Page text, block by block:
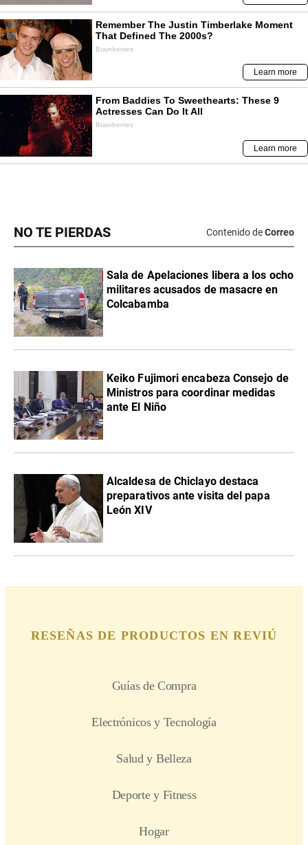
NO TE PIERDAS Contenido deCorreo
Sala de Apelaciones libera a los ocho
militares acusados de masacre en
Colcabamba
Keiko Fujimori encabeza Consejo de
Ministros para coordinar medidas
ante El Niño
Alcaldesa de Chiclayo destaca
preparativos ante visita del papa
León XIV